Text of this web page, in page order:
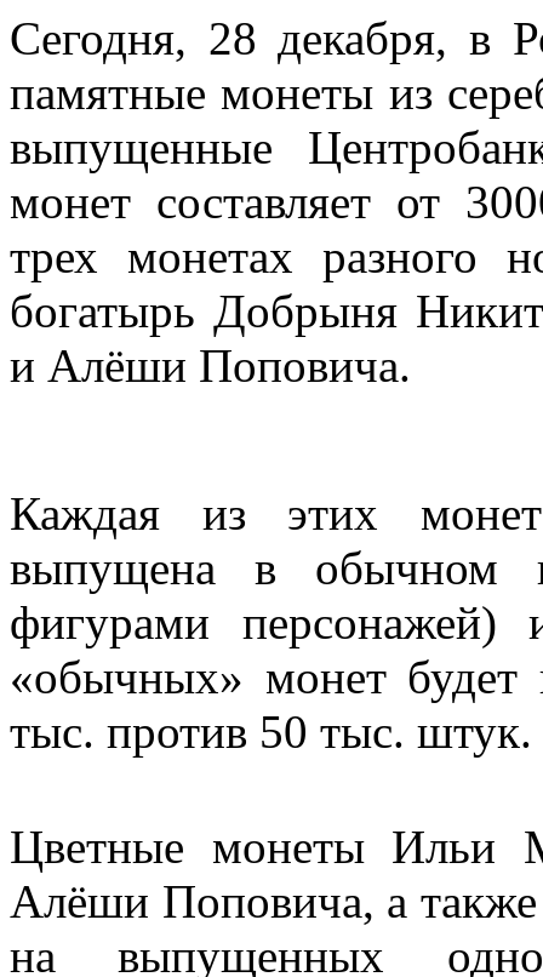
Сегодня, 28 декабря, в
памятные монеты из
выпущенные
монет составляет от
трех монетах разного
богатырь Добрыня
и Алёши Поповича.
Каждая из этих
выпущена в обычном
фигурами
«обычных» монет будет
тыс. против 50 тыс. штук.
Цветные монеты Ильи
Алёши Поповича, а
на выпущенных